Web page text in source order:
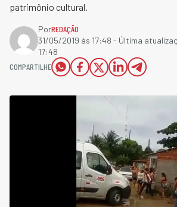
patrimônio cultural.
PorREDAÇÃO
31/05/2019 às 17:48 - Última
17:48
COMPARTILHE